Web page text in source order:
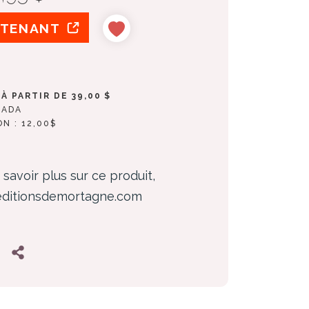
PARTIR DE 39,00 $
: 12,00$
savoir plus sur ce produit,